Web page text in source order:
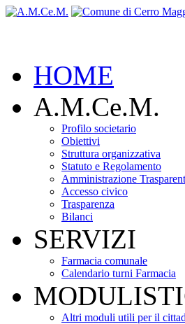
HOME
A.M.Ce.M.
Profilo societario
Obiettivi
Struttura organizzativa
Statuto e Regolamento
Amministrazione
Accesso civico
Trasparenza
Bilanci
SERVIZI
Farmacia comunale
Calendario turni Farmacia
Altri moduli utili per il